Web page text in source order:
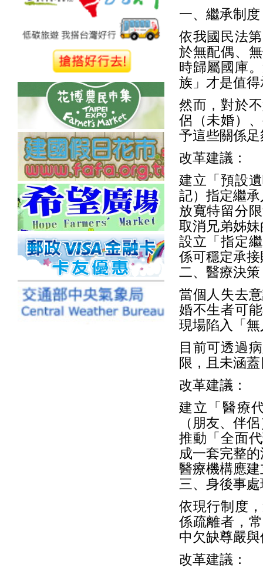
一、繼承制
依我國民法
於無配偶、
時歸屬國庫
族」才是值
然而，對於
侶（未婚）
予這些關係
改革建議：
建立「預設
記）指定繼
放寬特留分
取消兄弟姊
設立「指定
係可穩定承
二、醫療決
當個人失去
婚不生者可
現場陷入「
目前可透過
限，且未涵
改革建議：
建立「醫療
（朋友、伴
推動「全面
成一套完整
醫療機構應
三、身後事
依現行制度
係疏離者，
中欠缺尊嚴
改革建議：